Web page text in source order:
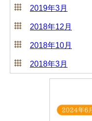
2019年3月
2018年12月
2018年10月
2018年3月